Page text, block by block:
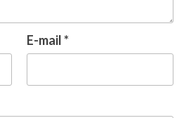
E-mail*